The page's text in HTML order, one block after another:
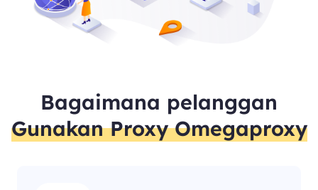
Bagaimana pelanggan
Gunakan Proxy Omegaproxy